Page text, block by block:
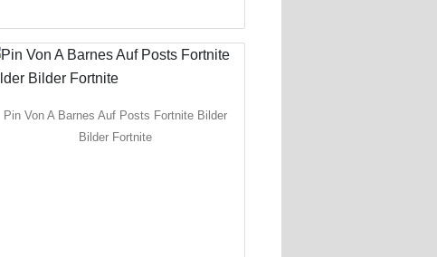
Pin Von A Barnes Auf Posts Fortnite Bilder
Bilder Fortnite